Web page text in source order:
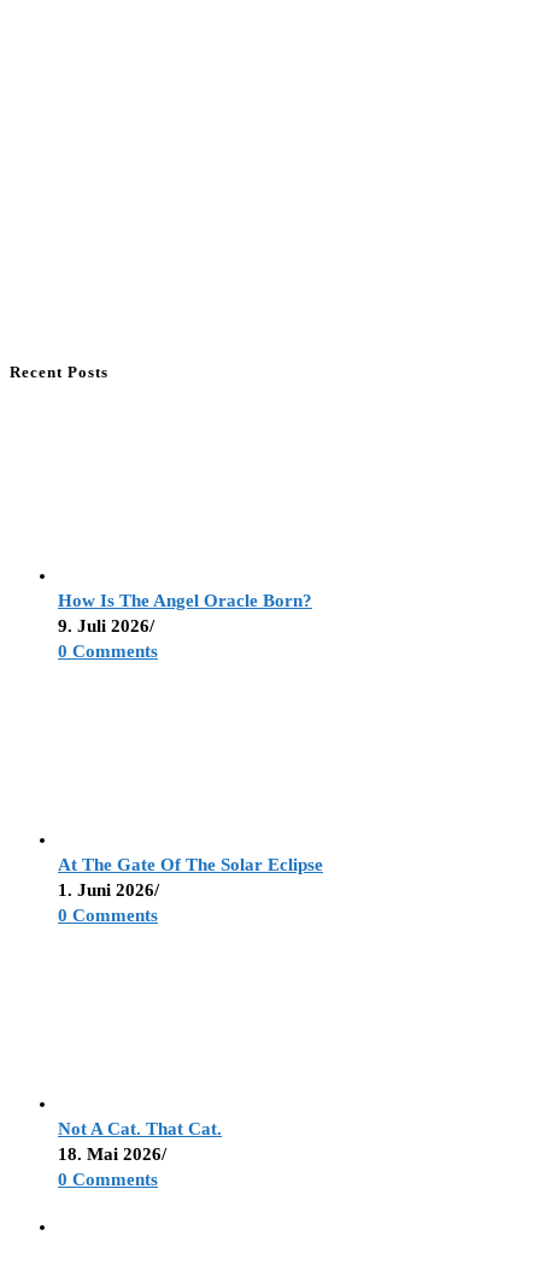
Recent Posts
How Is The Angel Oracle Born?
9. Juli 2026/
0 Comments
At The Gate Of The Solar Eclipse
1. Juni 2026/
0 Comments
Not A Cat. That Cat.
18. Mai 2026/
0 Comments